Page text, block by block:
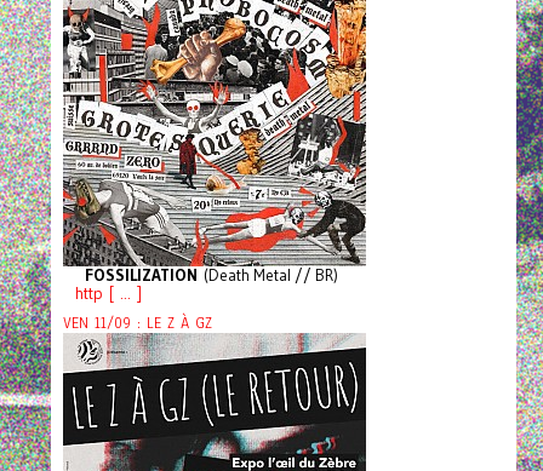
FOSSILIZATION (Death Metal // BR)
http [ ... ]
VEN 11/09 : LE Z À GZ